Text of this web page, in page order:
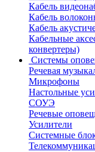
Кабель
Кабель
Кабель
Кабельные
конвертеры)
Системы
Речевая
Микрофоны
Настольные
СОУЭ
Речевые
Усилители
Системные